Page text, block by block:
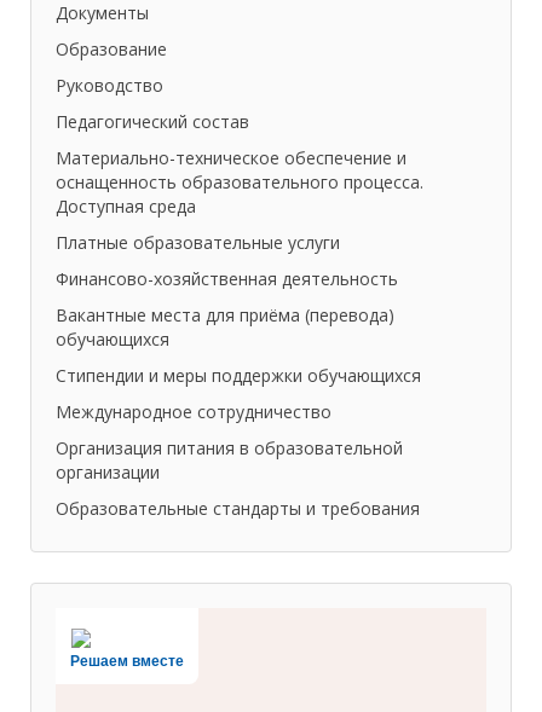
Документы
Образование
Руководство
Педагогический состав
Материально-техническое обеспечение и
оснащенность образовательного процесса.
Доступная среда
Платные образовательные услуги
Финансово-хозяйственная деятельность
Вакантные места для приёма (перевода)
обучающихся
Стипендии и меры поддержки обучающихся
Международное сотрудничество
Организация питания в образовательной
организации
Образовательные стандарты и требования
Решаем вместе